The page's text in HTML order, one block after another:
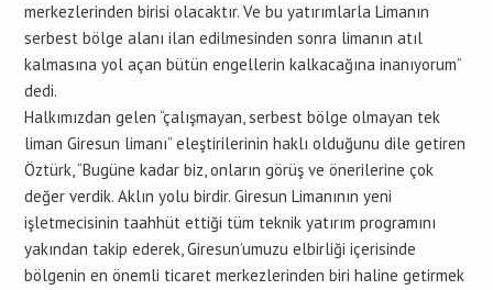
merkezlerinden birisi olacaktır. Ve bu yatırımlarla Limanın
serbest bölge alanı ilan edilmesinden sonra limanın atıl
kalmasına yol açan bütün engellerin kalkacağına inanıyorum”
dedi.
Halkımızdan gelen “çalışmayan, serbest bölge olmayan tek
liman Giresun limanı” eleştirilerinin haklı olduğunu dile getiren
Öztürk, “Bugüne kadar biz, onların görüş ve önerilerine çok
değer verdik. Aklın yolu birdir. Giresun Limanının yeni
işletmecisinin taahhüt ettiği tüm teknik yatırım programını
yakından takip ederek, Giresun’umuzu elbirliği içerisinde
bölgenin en önemli ticaret merkezlerinden biri haline getirmek